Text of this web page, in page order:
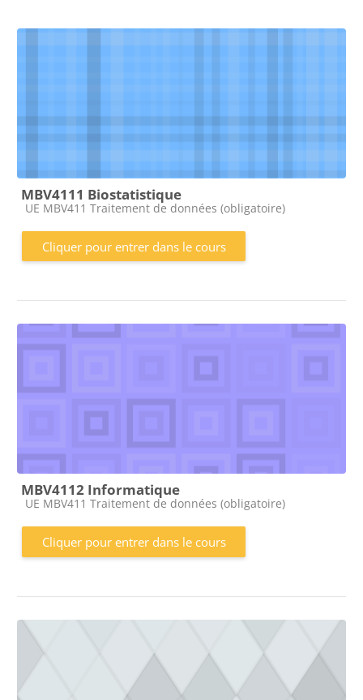
MBV4111 Biostatistique
Catégorie de cours
UE MBV411 Traitement de données (obligatoire)
Cliquer pour entrer dans le cours
MBV4112 Informatique
Catégorie de cours
UE MBV411 Traitement de données (obligatoire)
Cliquer pour entrer dans le cours